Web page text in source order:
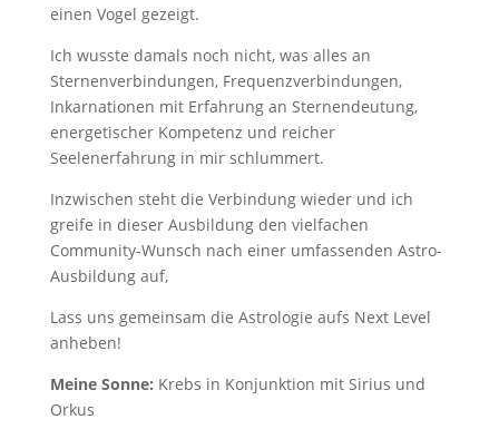
einen Vogel gezeigt.
Ich wusste damals noch nicht, was alles an
Sternenverbindungen, Frequenzverbindungen,
Inkarnationen mit Erfahrung an Sternendeutung,
energetischer Kompetenz und reicher
Seelenerfahrung in mir schlummert.
Inzwischen steht die Verbindung wieder und ich
greife in dieser Ausbildung den vielfachen
Community-Wunsch nach einer umfassenden Astro-
Ausbildung auf,
Lass uns gemeinsam die Astrologie aufs Next Level
anheben!
Meine Sonne: Krebs in Konjunktion mit Sirius und
Orkus